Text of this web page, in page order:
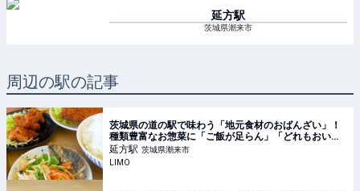
延方駅
茨城県潮来市
周辺の駅の記事
茨城県の道の駅で味わう「地元食材のおばんざい」！
種類豊富なお惣菜に「ご飯が足らん」「どれもおいし
い」 | LIMO | くらしとお金の経済メディア
延方駅 茨城県潮来市
LIMO